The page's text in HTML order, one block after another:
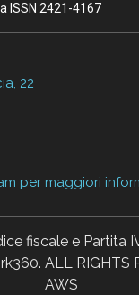
ISSN 2421-4167
22
per maggiori
fiscale e Partita
ALL RIGHTS
AWS